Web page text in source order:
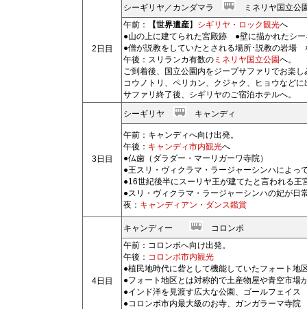
2日目
シーギリヤ／カンダマラ
ミネリヤ国立
午前：
【世界遺産】 シギリヤ・ロック観光へ
●山の上に建てられた宮殿跡 ●壁に描かれたシー
●僧が説教をしていたとされる場所･説教の岩場
午後：スリランカ有数の ミネリヤ国立公園へ。
ご到着後、国立公園内をジープサファリでお楽
コウノトリ、ペリカン、クジャク、ヒョウなど
サファリ終了後、シギリヤのご宿泊ホテルへ。
3日目
シーギリヤ キャンディ
午前： キャンディへ向け出発。
午後： キャンディ市内観光へ
●仏歯（ダラダー・マーリガーワ寺院）
●王スリ・ヴィクラマ・ラージャーシンハによっ
●16世紀後半にスーリヤ王が建てたと言われる王
●スリ・ヴィクラマ・ラージャーシンハの妃が日
夜： キャンディアン・ダンス鑑賞
4日目
キャンディー
コロンボ
午前：コロンボへ向け出発。
午後： コロンボ市内観光
●植民地時代に砦として機能していたフォート地
●フォート地区とは対称的で土産物屋や青空市場
●インド洋を見渡す広大な公園、ゴールフェイス
●コロンボ市内最大級のお寺、ガンガラーマ寺院